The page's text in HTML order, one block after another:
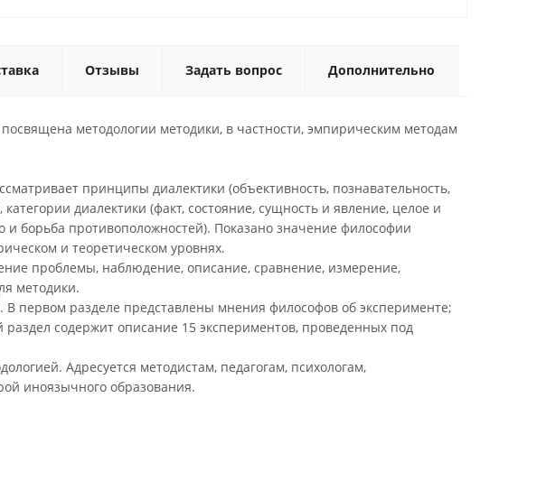
Отзывы Задать вопрос Дополнительно
методологии методики, в частности, эмпирическим методам
принципы диалектики (объективность, познавательность,
диалектики (факт, состояние, сущность и явление, целое и
борьба противоположностей). Показано значение философии
и теоретическом уровнях.
проблемы, наблюдение, описание, сравнение, измерение,
методики.
В первом разделе представлены мнения философов об эксперименте;
содержит описание 15 экспериментов, проведенных под
Адресуется методистам, педагогам, психологам,
иноязычного образования.